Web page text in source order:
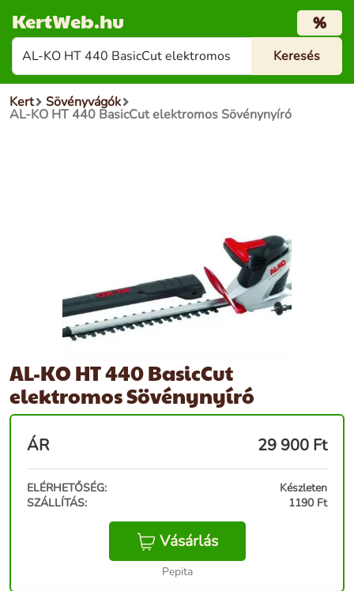
KertWeb.hu %
Kert Sövényvágók
AL-KO HT 440 BasicCut elektromos Sövénynyíró
AL-KO HT 440 BasicCut
elektromos Sövénynyíró
ÁR 29 900 Ft
ELÉRHETŐSÉG:
Készleten
SZÁLLÍTÁS:
1190 Ft
Vásárlás
Pepita